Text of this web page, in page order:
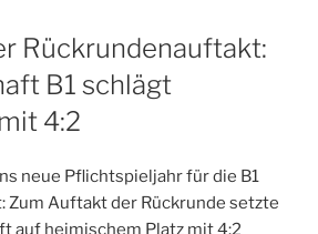
Rückrundenauftakt:
B1 schlägt
4:2
neue Pflichtspieljahr für die B1
Zum Auftakt der Rückrunde setzte
auf heimischem Platz mit 4:2